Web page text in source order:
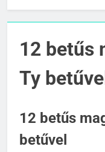
12 betűs
Ty
12 betűs
betűvel